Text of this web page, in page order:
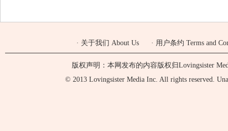
· 关于我们 About Us · 用户条约 Terms and
版权声明：本网发布的内容版权归Lovingsister
© 2013 Lovingsister Media Inc. All rights reserved.